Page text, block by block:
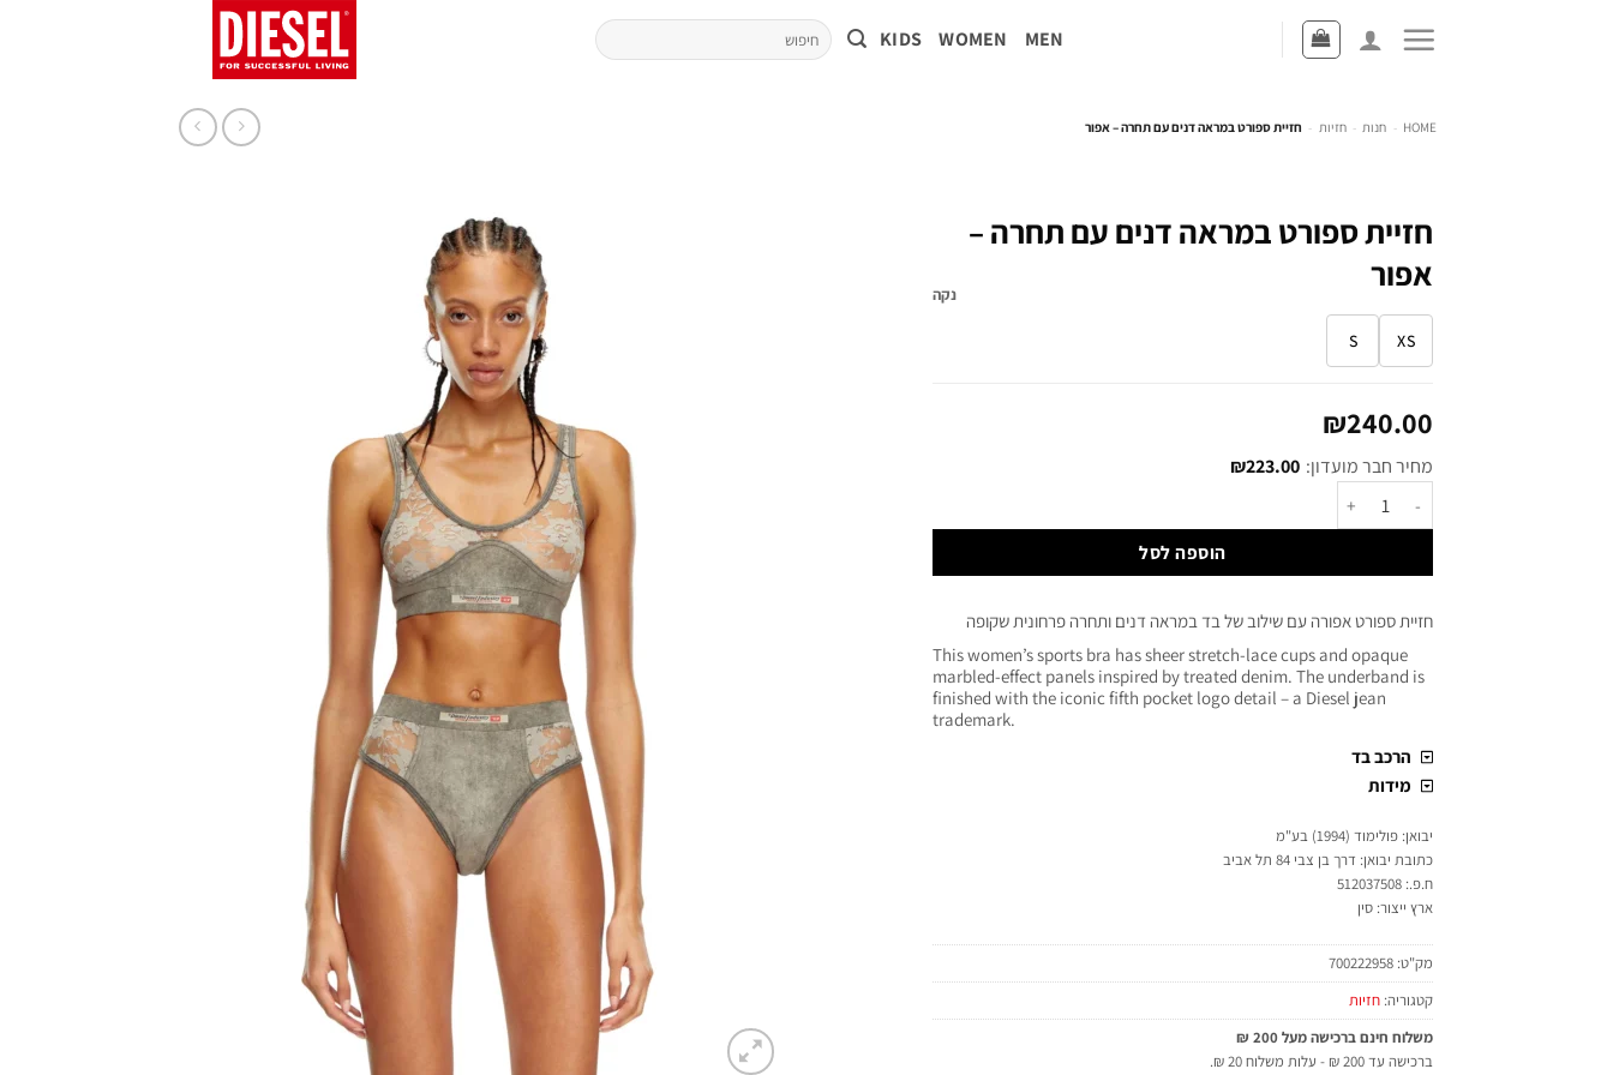
MEN
WOMEN
KIDS
HOME
- חנות - חזיות - חזיית ספורט במראה דנים עם תחרה – אפור
חזיית ספורט במראה דנים עם תחרה –
אפור
XS
S
נקה
₪240.00
מחיר חבר מועדון: ₪223.00
הוספה לסל
חזיית ספורט אפורה עם שילוב של בד במראה דנים ותחרה פרחונית שקופה
This women’s sports bra has sheer stretch-lace cups and opaque
marbled-effect panels inspired by treated denim. The underband is
finished with the iconic fifth pocket logo detail – a Diesel jean
trademark.
הרכב בד
מידות
יבואן: פולימוד (1994) בע"מ
כתובת יבואן: דרך בן צבי 84 תל אביב
ח.פ.: 512037508
ארץ ייצור: סין
מק"ט: 700222958
קטגוריה: חזיות
משלוח חינם ברכישה מעל 200 ₪
ברכישה עד 200 ₪ - עלות משלוח 20 ₪.